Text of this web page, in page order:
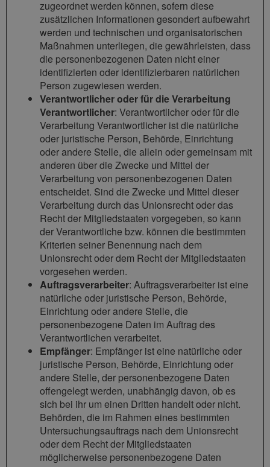
zugeordnet werden können, sofern diese
zusätzlichen Informationen gesondert aufbewahrt
werden und technischen und organisatorischen
Maßnahmen unterliegen, die gewährleisten, dass
die personenbezogenen Daten nicht einer
identifizierten oder identifizierbaren natürlichen
Person zugewiesen werden.
Verantwortlicher oder für die Verarbeitung
Verantwortlicher: Verantwortlicher oder für die
Verarbeitung Verantwortlicher ist die natürliche
oder juristische Person, Behörde, Einrichtung
oder andere Stelle, die allein oder gemeinsam mit
anderen über die Zwecke und Mittel der
Verarbeitung von personenbezogenen Daten
entscheidet. Sind die Zwecke und Mittel dieser
Verarbeitung durch das Unionsrecht oder das
Recht der Mitgliedstaaten vorgegeben, so kann
der Verantwortliche bzw. können die bestimmten
Kriterien seiner Benennung nach dem
Unionsrecht oder dem Recht der Mitgliedstaaten
vorgesehen werden.
Auftragsverarbeiter: Auftragsverarbeiter ist eine
natürliche oder juristische Person, Behörde,
Einrichtung oder andere Stelle, die
personenbezogene Daten im Auftrag des
Verantwortlichen verarbeitet.
Empfänger: Empfänger ist eine natürliche oder
juristische Person, Behörde, Einrichtung oder
andere Stelle, der personenbezogene Daten
offengelegt werden, unabhängig davon, ob es
sich bei ihr um einen Dritten handelt oder nicht.
Behörden, die im Rahmen eines bestimmten
Untersuchungsauftrags nach dem Unionsrecht
oder dem Recht der Mitgliedstaaten
möglicherweise personenbezogene Daten